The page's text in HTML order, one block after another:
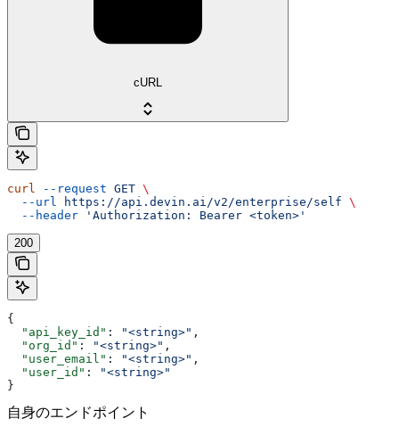
cURL
curl --request GET \
  --url
https://api.devin.ai/v2/enterprise/self \
  --header
'Authorization: Bearer <token>'
200
{
  "api_key_id"
: "<string>" ,
  "org_id"
: "<string>" ,
  "user_email"
: "<string>" ,
  "user_id"
:
"<string>"
}
自身のエンドポイント